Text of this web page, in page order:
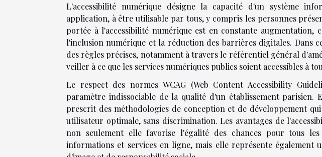
L'accessibilité numérique désigne la capacité d'un système
application, à être utilisable par tous, y compris les personnes
portée à l'accessibilité numérique est en constante
l'inclusion numérique et la réduction des barrières digitales. Dans
des règles précises, notamment à travers le référentiel général
veiller à ce que les services numériques publics soient accessibles à
Le respect des normes WCAG (Web Content Accessibility
paramètre indissociable de la qualité d'un établissement parisien.
prescrit des méthodologies de conception et de développement
utilisateur optimale, sans discrimination. Les avantages de
non seulement elle favorise l'égalité des chances pour tous
informations et services en ligne, mais elle représente